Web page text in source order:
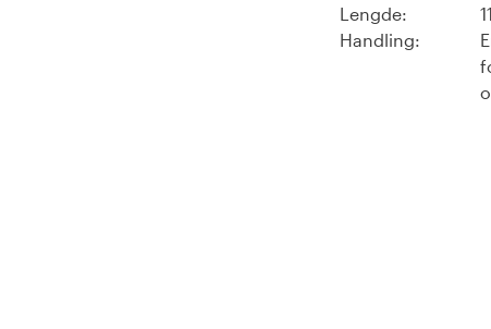
Lengde:
Handling: